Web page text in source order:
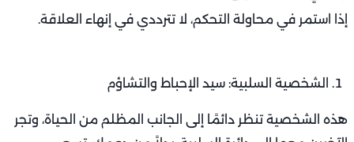
إذا استمر في محاولة التحكم، لا تترددي في إنهاء العلاقة.
الشخصية السلبية: سيد الإحباط والتشاؤم
هذه الشخصية تنظر دائمًا إلى الجانب المظلم من الحياة، وتجر